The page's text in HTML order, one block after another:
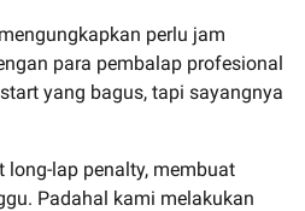
perlu jam
para pembalap profesional
yang bagus, tapi sayangnya
long-lap penalty, membuat
Padahal kami melakukan